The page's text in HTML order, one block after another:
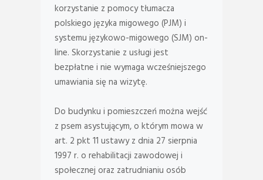
korzystanie z pomocy tłumacza
polskiego języka migowego (PJM) i
systemu językowo-migowego (SJM) on-
line. Skorzystanie z usługi jest
bezpłatne i nie wymaga wcześniejszego
umawiania się na wizytę.
Do budynku i pomieszczeń można wejść
z psem asystującym, o którym mowa w
art. 2 pkt 11 ustawy z dnia 27 sierpnia
1997 r. o rehabilitacji zawodowej i
społecznej oraz zatrudnianiu osób